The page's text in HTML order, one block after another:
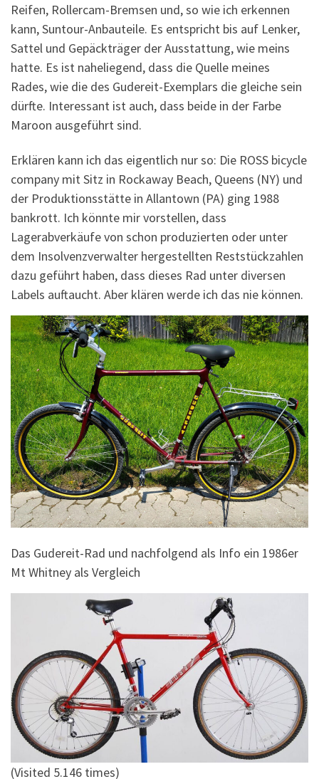
Reifen, Rollercam-Bremsen und, so wie ich erkennen
kann, Suntour-Anbauteile. Es entspricht bis auf Lenker,
Sattel und Gepäckträger der Ausstattung, wie meins
hatte. Es ist naheliegend, dass die Quelle meines
Rades, wie die des Gudereit-Exemplars die gleiche sein
dürfte. Interessant ist auch, dass beide in der Farbe
Maroon ausgeführt sind.
Erklären kann ich das eigentlich nur so: Die ROSS bicycle
company mit Sitz in Rockaway Beach, Queens (NY) und
der Produktionsstätte in Allantown (PA) ging 1988
bankrott. Ich könnte mir vorstellen, dass
Lagerabverkäufe von schon produzierten oder unter
dem Insolvenzverwalter hergestellten Reststückzahlen
dazu geführt haben, dass dieses Rad unter diversen
Labels auftaucht. Aber klären werde ich das nie können.
Das Gudereit-Rad und nachfolgend als Info ein 1986er
Mt Whitney als Vergleich
(Visited 5.146 times)